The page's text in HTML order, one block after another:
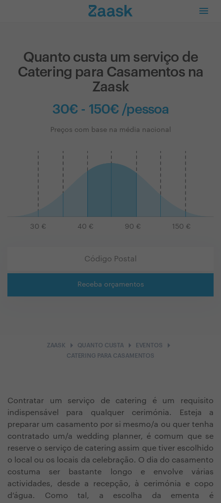
Quanto custa um serviço de
Catering para Casamentos na
Zaask
30€ - 150€ /pessoa
Preços com base na média nacional
30 € 40 € 90 € 150 €
Receba orçamentos
ZAASK arrow_right QUANTO CUSTA arrow_right EVENTOS arrow_right
CATERING PARA CASAMENTOS
Contratar um serviço de catering é um requisito
indispensável para qualquer cerimónia. Esteja a
preparar um casamento por si mesmo/a ou quer tenha
contratado um/a wedding planner, é comum que se
reserve o serviço de catering assim que tiver escolhido
o local ou os locais da celebração. O dia do casamento
costuma ser bastante longo e envolve várias
actividades, desde a recepção, à cerimónia e copo
d’água. Como tal, a escolha da ementa é